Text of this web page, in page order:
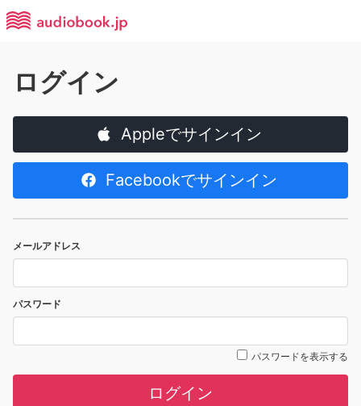
ログイン
Appleでサインイン
Facebookでサインイン
メールアドレス
パスワード
パスワードを表示する
ログイン